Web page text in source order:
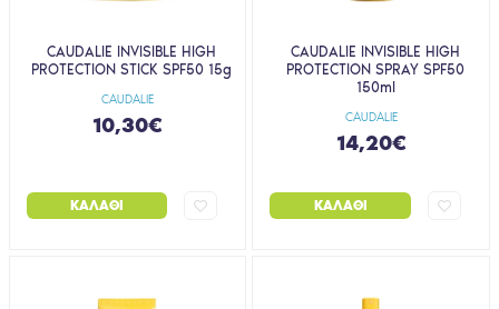
CAUDALIE
CAUDALIE INVISIBLE HIGH
PROTECTION STICK SPF50 15g
10,30€
ΚΑΛΆΘΙ
CAUDALIE
CAUDALIE INVISIBLE HIGH
PROTECTION SPRAY SPF50
150ml
14,20€
ΚΑΛΆΘΙ